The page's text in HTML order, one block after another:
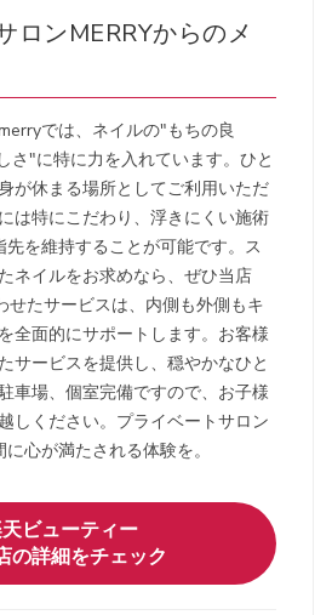
ロンMERRYからのメ
では、ネイルの"もちの良
さ"に特に力を入れています。ひと
が休まる場所としてご利用いただ
は特にこだわり、浮きにくい施術
を維持することが可能です。ス
ネイルをお求めなら、ぜひ当店
せたサービスは、内側も外側もキ
全面的にサポートします。お客様
サービスを提供し、穏やかなひと
車場、個室完備ですので、お子様
しください。プライベートサロン
心が満たされる体験を。
ビューティー
の詳細をチェック